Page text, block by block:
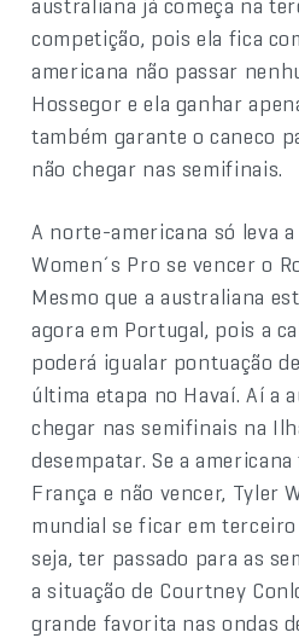
competição, pois ela fica
americana não passar
Hossegor e ela ganhar
também garante o caneco
não chegar nas semifinais.
A norte-americana só leva
Women´s Pro se vencer o
Mesmo que a australiana
agora em Portugal, pois a
poderá igualar pontuação
última etapa no Havaí. Aí a
chegar nas semifinais na
desempatar. Se a
França e não vencer, Tyler
mundial se ficar em
seja, ter passado para as
a situação de Courtney
grande favorita nas ondas